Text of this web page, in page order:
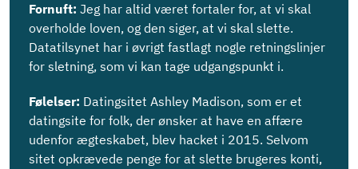
Fornuft: Jeg har altid været fortaler for, at vi skal
overholde loven, og den siger, at vi skal slette.
Datatilsynet har i øvrigt fastlagt nogle retningslinjer
for sletning, som vi kan tage udgangspunkt i.
Følelser: Datingsitet Ashley Madison, som er et
datingsite for folk, der ønsker at have en affære
udenfor ægteskabet, blev hacket i 2015. Selvom
sitet opkrævede penge for at slette brugeres konti,